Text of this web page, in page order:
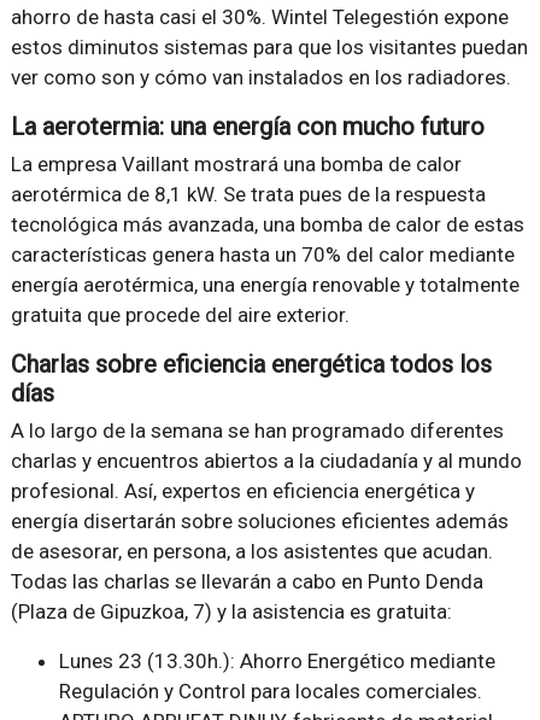
ahorro de hasta casi el 30%. Wintel Telegestión expone
estos diminutos sistemas para que los visitantes puedan
ver como son y cómo van instalados en los radiadores.
La aerotermia: una energía con mucho futuro
La empresa Vaillant mostrará una bomba de calor
aerotérmica de 8,1 kW. Se trata pues de la respuesta
tecnológica más avanzada, una bomba de calor de estas
características genera hasta un 70% del calor mediante
energía aerotérmica, una energía renovable y totalmente
gratuita que procede del aire exterior.
Charlas sobre eficiencia energética todos los
días
A lo largo de la semana se han programado diferentes
charlas y encuentros abiertos a la ciudadanía y al mundo
profesional. Así, expertos en eficiencia energética y
energía disertarán sobre soluciones eficientes además
de asesorar, en persona, a los asistentes que acudan.
Todas las charlas se llevarán a cabo en Punto Denda
(Plaza de Gipuzkoa, 7) y la asistencia es gratuita:
Lunes 23 (13.30h.): Ahorro Energético mediante
Regulación y Control para locales comerciales.